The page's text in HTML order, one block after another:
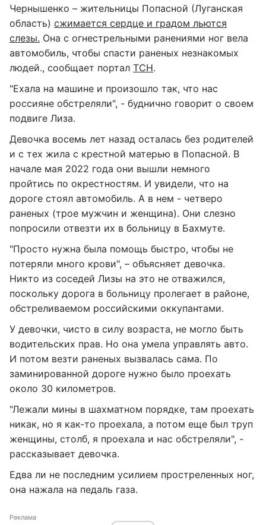
Чернышенко – жительницы Попасной (Луганская
область) сжимается сердце и градом льются
слезы. Она с огнестрельными ранениями ног вела
автомобиль, чтобы спасти раненых незнакомых
людей., сообщает портал ТСН.
"Ехала на машине и произошло так, что нас
россияне обстреляли", - буднично говорит о своем
подвиге Лиза.
Девочка восемь лет назад осталась без родителей
и с тех жила с крестной матерью в Попасной. В
начале мая 2022 года они вышли немного
пройтись по окрестностям. И увидели, что на
дороге стоял автомобиль. А в нем - четверо
раненых (трое мужчин и женщина). Они слезно
попросили отвезти их в больницу в Бахмуте.
"Просто нужна была помощь быстро, чтобы не
потеряли много крови", – объясняет девочка.
Никто из соседей Лизы на это не отважился,
поскольку дорога в больницу пролегает в районе,
обстреливаемом российскими оккупантами.
У девочки, чисто в силу возраста, не могло быть
водительских прав. Но она умела управлять авто.
И потом везти раненых вызвалась сама. По
заминированной дороге нужно было проехать
около 30 километров.
"Лежали мины в шахматном порядке, там проехать
никак, но я как-то проехала, а потом еще был труп
женщины, столб, я проехала и нас обстреляли", -
рассказывает девочка.
Едва ли не последним усилием простреленных ног,
она нажала на педаль газа.
Реклама